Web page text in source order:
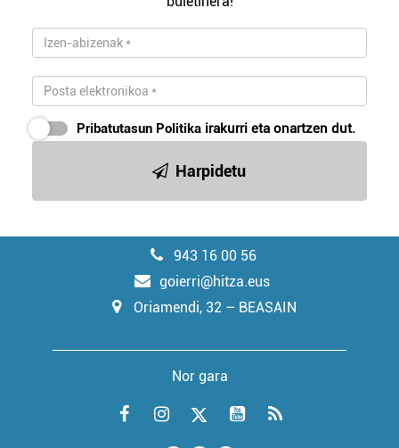
Pribatutasun Politika irakurri eta onartzen dut.
Harpidetu
943 16 00 56
goierri@hitza.eus
Oriamendi, 32 – BEASAIN
Nor gara